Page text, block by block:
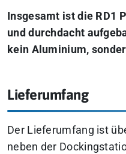
Insgesamt ist die RD1
und durchdacht
kein Aluminium,
Lieferumfang
Der Lieferumfang ist
neben der